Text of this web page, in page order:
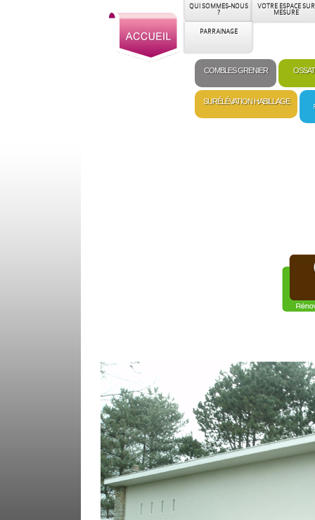
QUI SOMMES-NOUS
?
VOTRE ESPACE SUR
MESURE
PARRAINAGE
COMBLES GRENIER
SURÉLÉVATION HABILLAGE